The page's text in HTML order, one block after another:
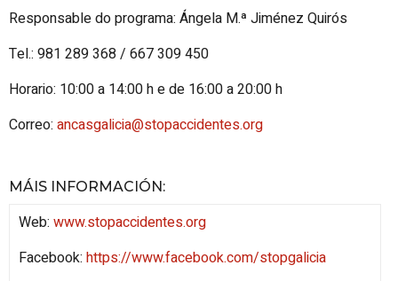
Responsable do programa: Ángela M.ª Jiménez Quirós
Tel.: 981 289 368 / 667 309 450
Horario: 10:00 a 14:00 h e de 16:00 a 20:00 h
Correo: ancasgalicia@stopaccidentes.org
MÁIS INFORMACIÓN:
Web: www.stopaccidentes.org
Facebook: https://www.facebook.com/stopgalicia